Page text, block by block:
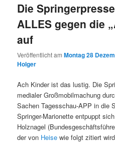
Die
ALLES gegen die
auf
Veröffentlicht amMontag 28
Holger
Ach Kinder ist das lustig. Die
medialer Großmobilmachung
Sachen Tagesschau-APP in die
Springer-Marionette entpuppt
Holznagel
der von Heise wie folgt zitiert